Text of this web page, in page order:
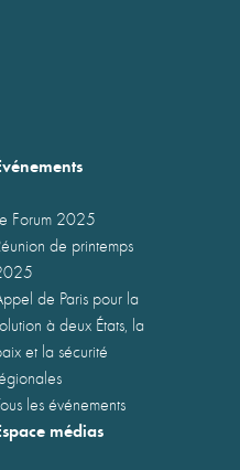
Forum 2025
de printemps
de Paris pour la
à deux États, la
et la sécurité
les événements
médias